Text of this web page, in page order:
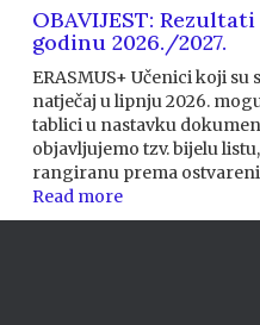
OBAVIJEST:
godinu 2026./2027.
ERASMUS+ Učenici koji
natječaj u lipnju 2026.
tablici u nastavku
objavljujemo tzv. bijelu
rangiranu prema
Read more